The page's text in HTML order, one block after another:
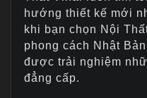
hướng thiết kế mới
khi bạn chọn Nội
phong cách Nhật
được trải nghiệm
đẳng cấp.